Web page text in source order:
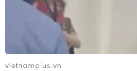
vietnamplus.vn